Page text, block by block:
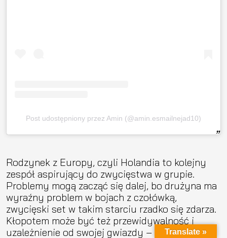
Post udostępniony przez Amin (@amin.esmailnejad10)
Rodzynek z Europy, czyli Holandia to kolejny
zespół aspirujący do zwycięstwa w grupie.
Problemy mogą zacząć się dalej, bo drużyna ma
wyraźny problem w bojach z czołówką,
zwycięski set w takim starciu rzadko się zdarza.
Kłopotem może być też przewidywalność i
uzależnienie od swojej gwiazdy – czołowego
Translate »